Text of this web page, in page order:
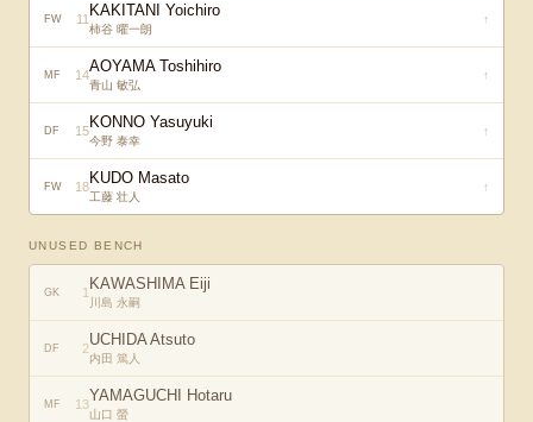
FW 11 KAKITANI Yoichiro
柿谷 曜一朗
↑
MF 14AOYAMA Toshihiro
青山 敏弘
↑
DF 15KONNO Yasuyuki
今野 泰幸
↑
FW 18KUDO Masato
工藤 壮人
↑
UNUSED BENCH
GK 1 KAWASHIMA Eiji
川島 永嗣
DF 2UCHIDA Atsuto
内田 篤人
MF 13YAMAGUCHI Hotaru
山口 螢